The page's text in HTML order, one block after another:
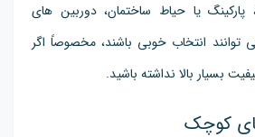
پارکینگ یا حیاط ساختمان، دوربین های
انتخاب خوبی باشند، مخصوصاً اگر
بسیار بالا نداشته باشید.
کوچک